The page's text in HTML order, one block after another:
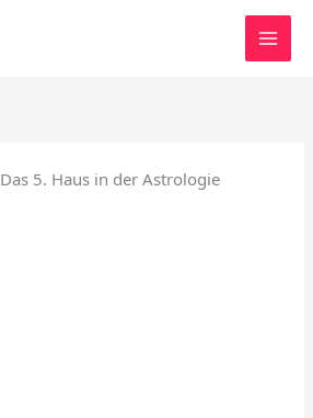
Das 5. Haus in der Astrologie